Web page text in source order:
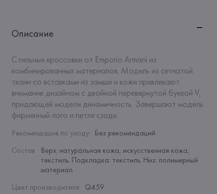
Описание
Стильные кроссовки от Emporio Armani из
комбинированных материалов. Модель из сетчатой
ткани со вставками из замши и кожи привлекают
внимание дизайном с двойной перевернутой буквой V,
придающей модели динамичность. Завершают модель
фирменный лого и петля сзади.
Рекомендация по уходу: Без рекомендаций
Состав: Верх: натуральная кожа, искусственная кожа,
текстиль Подкладка: текстиль Низ: полимерный
материал
Цвет производителя: Q459